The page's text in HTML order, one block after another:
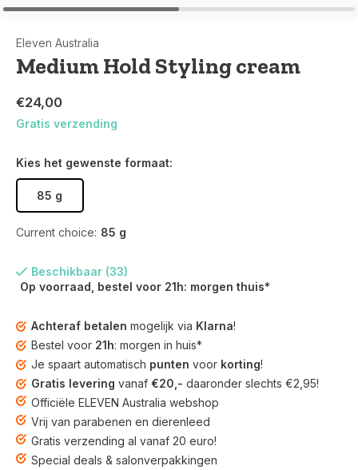
Eleven Australia
Medium Hold Styling cream
€24,00
Gratis verzending
Kies het gewenste formaat:
85 g
Current choice: 85 g
Beschikbaar (33)
Op voorraad, bestel voor 21h: morgen thuis*
Achteraf betalen mogelijk via Klarna!
Bestel voor 21h: morgen in huis*
Je spaart automatisch punten voor korting!
Gratis levering vanaf €20,- daaronder slechts €2,95!
Officiële ELEVEN Australia webshop
Vrij van parabenen en dierenleed
Gratis verzending al vanaf 20 euro!
Special deals & salonverpakkingen